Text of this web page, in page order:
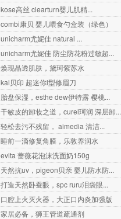
kose高丝 clearturn婴儿肌精...
combi康贝 婴儿喂食勺盒装（绿色）
unicharm尤妮佳 natural ...
unicharm尤妮佳 防尘防花粉过敏超...
焕现晶透肌肤，黛珂紫苏水
kai贝印 超迷你l型修眉刀
胎盘保湿，esthe dew伊特露 樱桃...
干敏皮的卸妆之道，curel珂润 深层卸...
轻松去污不残留， aimedia 清洁...
睡前一滴修复角膜，乐敦养润水
evita 蔷薇花泡沫洗面奶150g
天然抗uv，pigeon贝亲 婴儿防水防...
打造天然卧蚕眼，spc ruru泪袋眼...
口腔上火灭火器，大正口内炎加强版
家居必备，狮王管道疏通剂